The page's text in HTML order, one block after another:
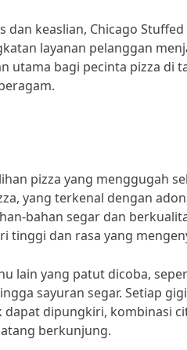
keaslian, Chicago Stuffed
layanan pelanggan
utama bagi pecinta pizza di
pizza yang menggugah
yang terkenal dengan
bahan segar dan
tinggi dan rasa yang
lain yang patut dicoba,
sayuran segar. Setiap
dipungkiri, kombinasi
berkunjung.